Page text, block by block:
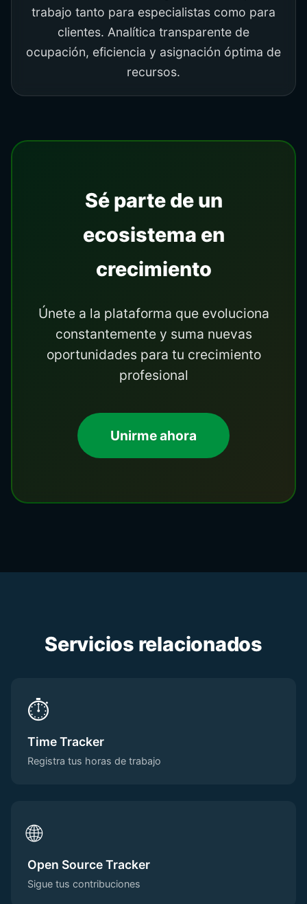
trabajo tanto para especialistas como para
clientes. Analítica transparente de
ocupación, eficiencia y asignación óptima de
recursos.
Sé parte de un
ecosistema en
crecimiento
Únete a la plataforma que evoluciona
constantemente y suma nuevas
oportunidades para tu crecimiento
profesional
Unirme ahora
Servicios relacionados
⏱️
Time Tracker
Registra tus horas de trabajo
🌐
Open Source Tracker
Sigue tus contribuciones